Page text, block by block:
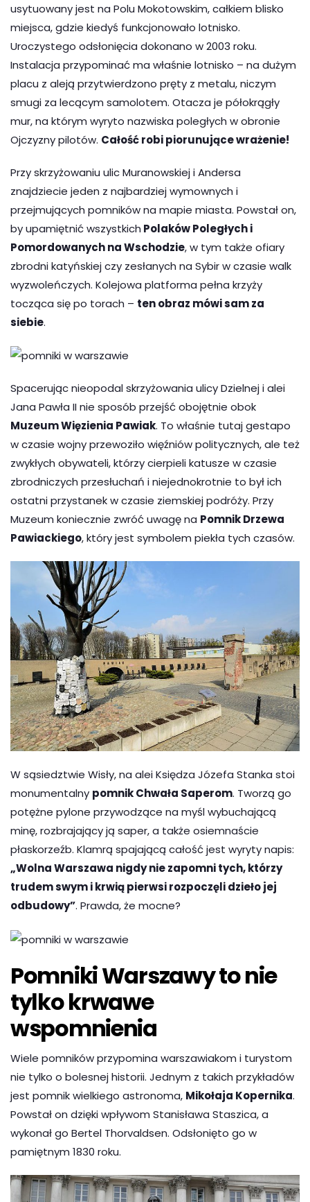
usytuowany jest na Polu Mokotowskim, całkiem blisko
miejsca, gdzie kiedyś funkcjonowało lotnisko.
Uroczystego odsłonięcia dokonano w 2003 roku.
Instalacja przypominać ma właśnie lotnisko – na dużym
placu z aleją przytwierdzono pręty z metalu, niczym
smugi za lecącym samolotem. Otacza je półokrągły
mur, na którym wyryto nazwiska poległych w obronie
Ojczyzny pilotów. Całość robi piorunujące wrażenie!
Przy skrzyżowaniu ulic Muranowskiej i Andersa
znajdziecie jeden z najbardziej wymownych i
przejmujących pomników na mapie miasta. Powstał on,
by upamiętnić wszystkich Polaków Poległych i
Pomordowanych na Wschodzie, w tym także ofiary
zbrodni katyńskiej czy zesłanych na Sybir w czasie walk
wyzwoleńczych. Kolejowa platforma pełna krzyży
tocząca się po torach – ten obraz mówi sam za
siebie.
Spacerując nieopodal skrzyżowania ulicy Dzielnej i alei
Jana Pawła II nie sposób przejść obojętnie obok
Muzeum Więzienia Pawiak. To właśnie tutaj gestapo
w czasie wojny przewoziło więźniów politycznych, ale też
zwykłych obywateli, którzy cierpieli katusze w czasie
zbrodniczych przesłuchań i niejednokrotnie to był ich
ostatni przystanek w czasie ziemskiej podróży. Przy
Muzeum koniecznie zwróć uwagę na Pomnik Drzewa
Pawiackiego, który jest symbolem piekła tych czasów.
W sąsiedztwie Wisły, na alei Księdza Józefa Stanka stoi
monumentalny pomnik Chwała Saperom. Tworzą go
potężne pylone przywodzące na myśl wybuchającą
minę, rozbrajający ją saper, a także osiemnaście
płaskorzeźb. Klamrą spajającą całość jest wyryty napis:
„Wolna Warszawa nigdy nie zapomni tych, którzy
trudem swym i krwią pierwsi rozpoczęli dzieło jej
odbudowy”. Prawda, że mocne?
Pomniki Warszawy to nie
tylko krwawe
wspomnienia
Wiele pomników przypomina warszawiakom i turystom
nie tylko o bolesnej historii. Jednym z takich przykładów
jest pomnik wielkiego astronoma, Mikołaja Kopernika.
Powstał on dzięki wpływom Stanisława Staszica, a
wykonał go Bertel Thorvaldsen. Odsłonięto go w
pamiętnym 1830 roku.